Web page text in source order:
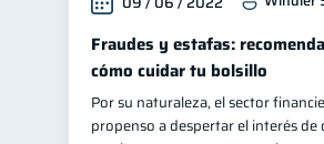
Fraudes y estafas:
cómo cuidar tu bolsillo
Por su naturaleza, el sector
propenso a despertar el interés de